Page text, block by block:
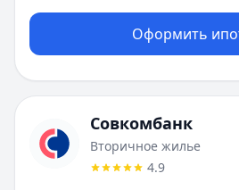
Оформить
Совкомбанк
Вторичное жилье
4.9